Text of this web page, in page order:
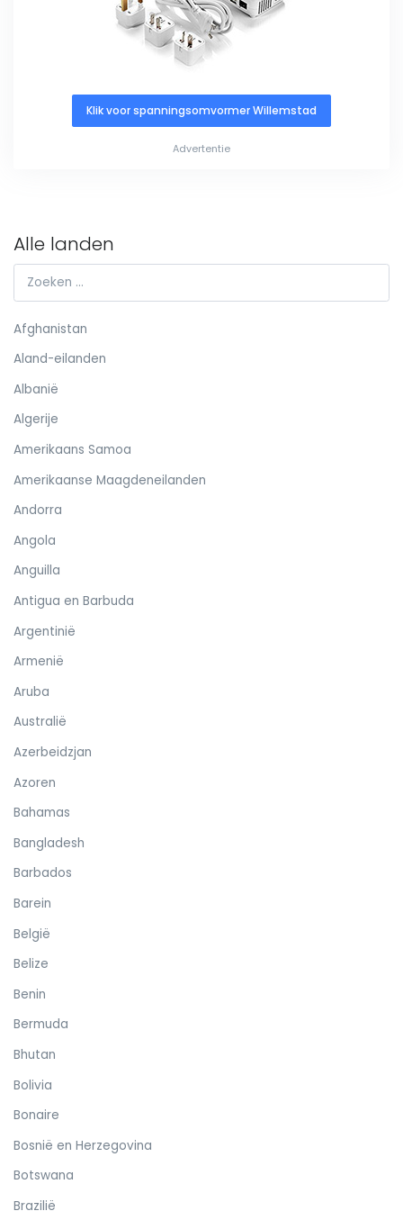
Klik voor spanningsomvormer Willemstad
Advertentie
Alle landen
Afghanistan
Aland-eilanden
Albanië
Algerije
Amerikaans Samoa
Amerikaanse Maagdeneilanden
Andorra
Angola
Anguilla
Antigua en Barbuda
Argentinië
Armenië
Aruba
Australië
Azerbeidzjan
Azoren
Bahamas
Bangladesh
Barbados
Barein
België
Belize
Benin
Bermuda
Bhutan
Bolivia
Bonaire
Bosnië en Herzegovina
Botswana
Brazilië